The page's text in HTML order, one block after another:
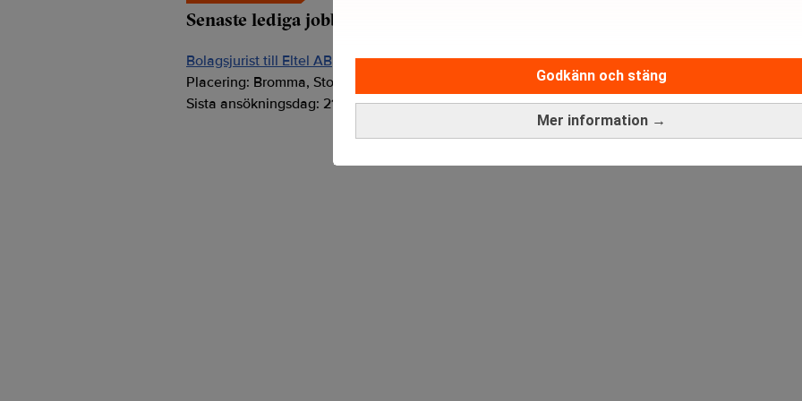
Mer information →
Godkänn och stäng
Senaste lediga jobben
Bolagsjurist till Eltel AB
Placering: Bromma, Stockholm
Sista ansökningsdag: 21/08/2026
Medarbetare inom Intern
Sista ansökningsdag:13/06/